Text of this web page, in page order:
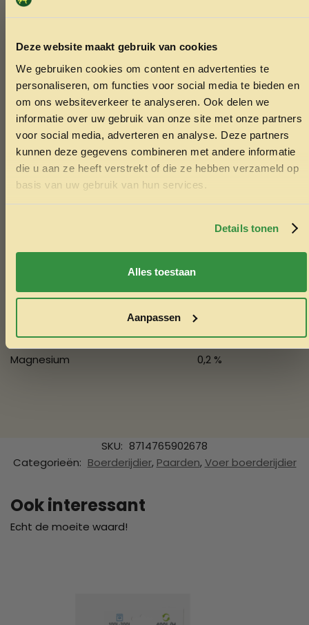
Deze website maakt gebruik van cookies
We gebruiken cookies om content en advertenties te
personaliseren, om functies voor social media te bieden en
om ons websiteverkeer te analyseren. Ook delen we
informatie over uw gebruik van onze site met onze partners
voor social media, adverteren en analyse. Deze partners
kunnen deze gegevens combineren met andere informatie
die u aan ze heeft verstrekt of die ze hebben verzameld op
basis van uw gebruik van hun services.
Details tonen
Alles toestaan
Aanpassen
Ruwe as 10 %
Suiker 5 %
Zetmeel 3 %
Mineralen en sporenelementen (per
kg)
1,4 %
Magnesium 0,2 %
SKU: 8714765902678
Categorieën: Boerderijdier, Paarden,Voer boerderijdier
Ook interessant
Echt de moeite waard!
ONTVANG 5% KORTING OP
JE EERSTE BESTELLING!
Ontvang korting
Door je in te schrijven ga je akkoord met het ontvangen van